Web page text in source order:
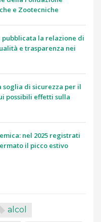
e Zootecniche
la relazione di
e trasparenza nei
soglia di sicurezza per il
possibili effetti sulla
nel 2025 registrati
il picco estivo
alcol